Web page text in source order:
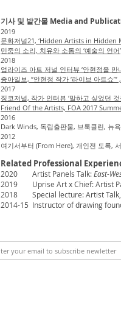
기사 및 발간물 Media and
2019
문화저널21, ‘Hidden Artists in Hidden
민중의 소리, 치유와 소통의 ‘예술의 언
2018
업라이즈 아트 저널 인터뷰 ‘안현정을
중아일보, “안현정 작가 ‘라이브 아트쇼’” ,
2017
징코저널, 작가 인터뷰 ‘말하고 싶었던
Friend Of the Artists, FOA 2017
2016
Dark Winds, 독립출판물, 브룩클린, 뉴
2012
여기서부터 (From Here), 개인전 도록,
Related Professional
2020 Artist Panels Talk:East-
2019 Uprise Art x Chief: Artist
2018 Special lecture: Artist Talk,
2014-15 Instructor of drawing